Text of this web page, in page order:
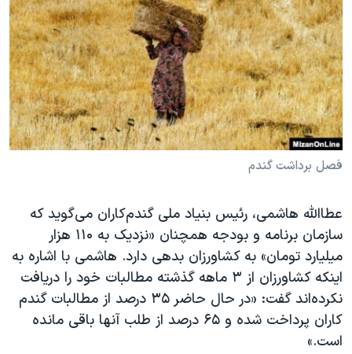
فرهنگ و زندگی
حقوق شهروندی
اقتصادی
علم و فناوری
اسرائیل در جنگ
گالری عکس
مستندها
انتخابات ریاست جمهوری آمریکا ۲۰۲۴
حمله جمهوری اسلامی به اسرائیل
رمز مهسا
ورزش زنان در ایران
اعتراضات زن، زندگی، آزادی
تریبونال مردمی آبان ۹۸
دادگاه حمید نوری
چهل سال گروگان‌گیری
قانون شفافیت دارائی کادر رهبری ایران
اعتراضات مردمی آبان ۹۸
دنبال کنید
زبانهای مختلف
فصل برداشت گندم
عطاالله هاشمی، رئیس بنیاد ملی گندم‌کاران می‌گوید که
سازمان برنامه و بودجه همچنان «نزدیک به ۱۱۰ هزار
میلیارد تومان» به کشاورزان بدهی دارد. هاشمی با اشاره به
اینکه کشاورزان از ۳ ماهه گذشته مطالبات خود را دریافت
نکرده‌اند گفت: «در حال حاضر ۳۵ درصد از مطالبات گندم
کاران پرداخت شده و ۶۵ درصد از طلب آنها باقی مانده
است.»